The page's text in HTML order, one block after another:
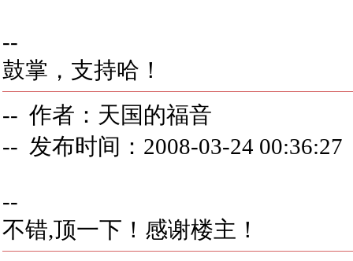
--
鼓掌，支持哈！
-- 作者：天国的福音
-- 发布时间：2008-03-24 00:36:27
--
不错,顶一下！感谢楼主！